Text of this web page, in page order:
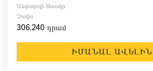
Անվադողի Տեսակը
Չափս
306.240 դրամ
ԻՄԱՆԱԼ ԱՎԵԼԻՆ